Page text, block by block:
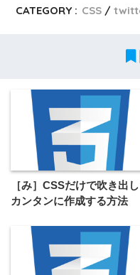
CATEGORY : CSS
［み］CSSだけで吹き出
カンタンに作成する方法